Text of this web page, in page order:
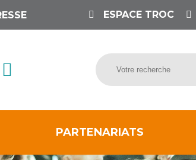
ESPACE TROC
PARTENARIATS